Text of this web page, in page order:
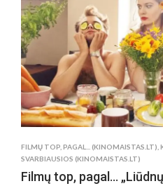
(NE
FILMŲ TOP, PAGAL... (KINOMAISTAS.LT)
SVARBIAUSIOS (KINOMAISTAS.LT)
Filmų top, pagal…